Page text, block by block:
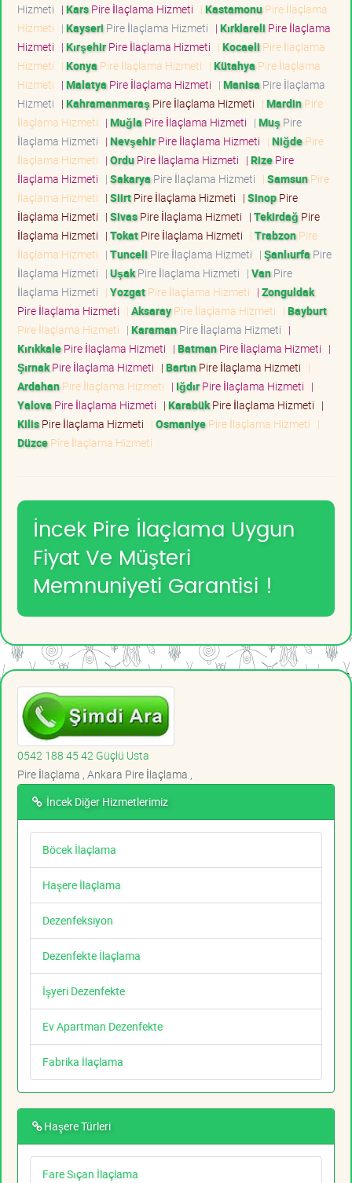
Hizmeti | KarsPire İlaçlama Hizmeti | KastamonuPire İlaçlama
Hizmeti | Kayseri Pire İlaçlama Hizmeti | Kırklareli Pire İlaçlama
Hizmeti | KırşehirPire İlaçlama Hizmeti | Kocaeli Pire İlaçlama
Hizmeti | Konya Pire İlaçlama Hizmeti | Kütahya Pire İlaçlama
Hizmeti | Malatya Pire İlaçlama Hizmeti | Manisa Pire İlaçlama
Hizmeti | Kahramanmaraş Pire İlaçlama Hizmeti | MardinPire
İlaçlama Hizmeti | Muğla Pire İlaçlama Hizmeti | Muş Pire
İlaçlama Hizmeti | NevşehirPire İlaçlama Hizmeti | NiğdePire
İlaçlama Hizmeti | OrduPire İlaçlama Hizmeti | RizePire
İlaçlama Hizmeti | Sakarya Pire İlaçlama Hizmeti | SamsunPire
İlaçlama Hizmeti | SiirtPire İlaçlama Hizmeti | SinopPire
İlaçlama Hizmeti | SivasPire İlaçlama Hizmeti | Tekirdağ Pire
İlaçlama Hizmeti | TokatPire İlaçlama Hizmeti | TrabzonPire
İlaçlama Hizmeti | Tunceli Pire İlaçlama Hizmeti | Şanlıurfa Pire
İlaçlama Hizmeti | UşakPire İlaçlama Hizmeti | VanPire
İlaçlama Hizmeti | YozgatPire İlaçlama Hizmeti | Zonguldak
Pire İlaçlama Hizmeti | AksarayPire İlaçlama Hizmeti | Bayburt
Pire İlaçlama Hizmeti | KaramanPire İlaçlama Hizmeti |
KırıkkalePire İlaçlama Hizmeti | BatmanPire İlaçlama Hizmeti |
ŞırnakPire İlaçlama Hizmeti | BartınPire İlaçlama Hizmeti |
ArdahanPire İlaçlama Hizmeti | IğdırPire İlaçlama Hizmeti |
Yalova Pire İlaçlama Hizmeti | KarabükPire İlaçlama Hizmeti |
KilisPire İlaçlama Hizmeti | OsmaniyePire İlaçlama Hizmeti |
DüzcePire İlaçlama Hizmeti
İncek Pire İlaçlama Uygun
Fiyat Ve Müşteri
Memnuniyeti Garantisi !
0542 188 45 42 Güçlü Usta
Pire İlaçlama , Ankara Pire İlaçlama ,
İncek Diğer Hizmetlerimiz
Böcek İlaçlama
Haşere İlaçlama
Dezenfeksiyon
Dezenfekte İlaçlama
İşyeri Dezenfekte
Ev Apartman Dezenfekte
Fabrika İlaçlama
Haşere Türleri
Fare Sıçan İlaçlama